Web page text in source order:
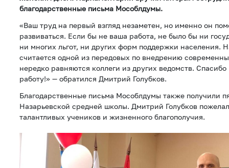
благодарственные письма Мособлдумы.
«Ваш труд на первый взгляд незаметен, но именно он
развиваться. Если бы не ваша работа, не было бы ни
ни многих льгот, ни других форм поддержки населения.
считается одной из передовых по внедрению
нередко равняются коллеги из других ведомств.
работу!» — обратился Дмитрий Голубков.
Благодарственные письма Мособлдумы также получили
Назарьевской средней школы. Дмитрий Голубков
талантливых учеников и жизненного благополучия.